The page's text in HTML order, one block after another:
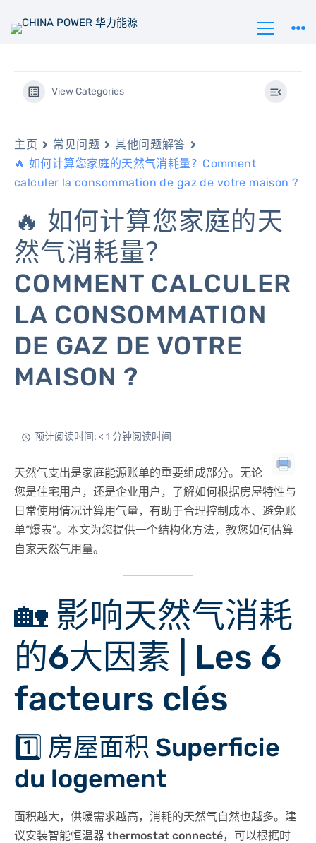
View Categories
主页 常见问题
其他问题解答
🔥 如何计算您家庭的天然气消耗量？Comment
calculer la consommation de gaz de votre maison ?
🔥 如何计算您家庭的天
然气消耗量？
COMMENT CALCULER
LA CONSOMMATION
DE GAZ DE VOTRE
MAISON ?
预计阅读时间: < 1 分钟阅读时间
天然气支出是家庭能源账单的重要组成部分。无论
您是住宅用户，还是企业用户，了解如何根据房屋特性与
日常使用情况计算用气量，有助于合理控制成本、避免账
单“爆表”。本文为您提供一个结构化方法，教您如何估算
自家天然气用量。
🏡 影响天然气消耗
的6大因素 | Les 6
facteurs clés
1️⃣ 房屋面积 Superficie
du logement
面积越大，供暖需求越高，消耗的天然气自然也越多。建
议安装智能恒温器 thermostat connecté，可以根据时